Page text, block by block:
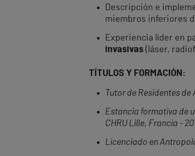
Descripción e
miembros inferiores
Experiencia líder en
invasivas (láser,
TÍ TULOS Y FORMACIÓN :
Tutor de Residentes
Estancia formativa de
CHRU Lille, Francia -
Licenciado en